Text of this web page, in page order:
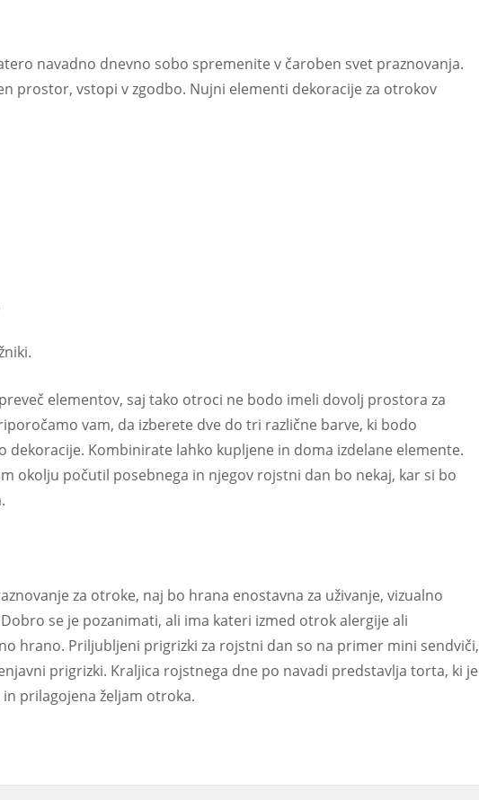
navadno dnevno sobo spremenite v čaroben svet praznovanja.
prostor, vstopi v zgodbo. Nujni elementi dekoracije za otrokov
elementov, saj tako otroci ne bodo imeli dovolj prostora za
vam, da izberete dve do tri različne barve, ki bodo
dekoracije. Kombinirate lahko kupljene in doma izdelane elemente.
okolju počutil posebnega in njegov rojstni dan bo nekaj, kar si bo
za otroke, naj bo hrana enostavna za uživanje, vizualno
se je pozanimati, ali ima kateri izmed otrok alergije ali
hrano. Priljubljeni prigrizki za rojstni dan so na primer mini sendviči,
prigrizki. Kraljica rojstnega dne po navadi predstavlja torta, ki je
prilagojena željam otroka.